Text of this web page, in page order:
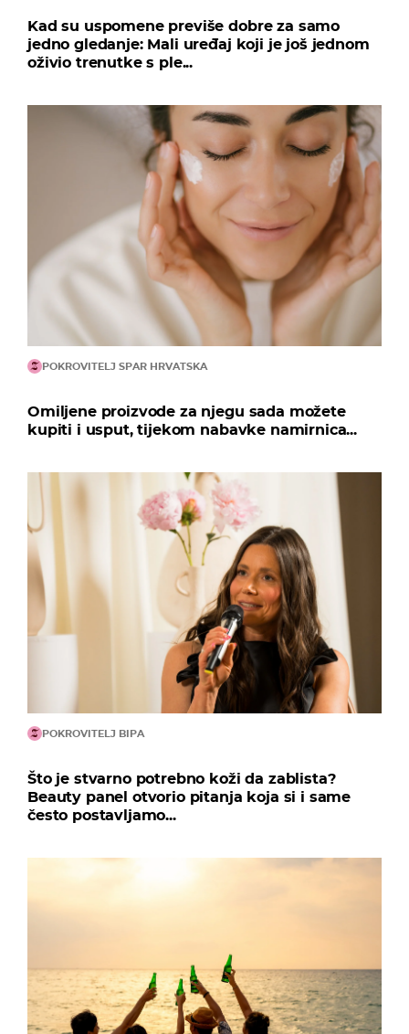
Kad su uspomene previše dobre za samo
jedno gledanje: Mali uređaj koji je još jednom
oživio trenutke s ple...
POKROVITELJ SPAR HRVATSKA
Omiljene proizvode za njegu sada možete
kupiti i usput, tijekom nabavke namirnica...
POKROVITELJ BIPA
Što je stvarno potrebno koži da zablista?
Beauty panel otvorio pitanja koja si i same
često postavljamo...